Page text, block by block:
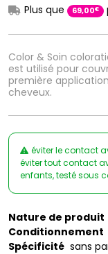
Color & Soin
est utilisé pour
première
cheveux.
Plus que
69,00€
éviter le contact
éviter tout contact
enfants, testé sous
Nature de produit
Conditionnement
Spécificité sans